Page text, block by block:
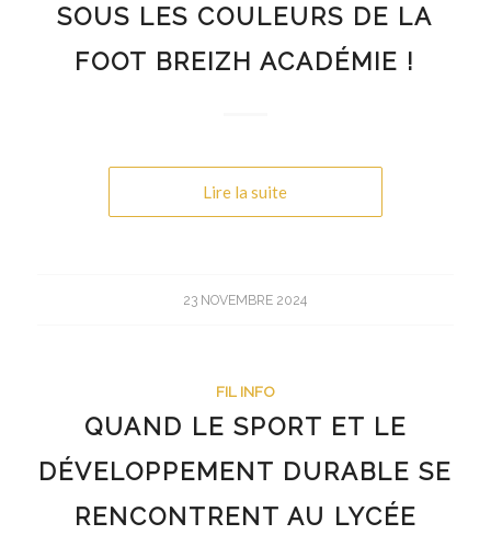
SOUS LES COULEURS DE LA
FOOT BREIZH ACADÉMIE !
Lire la suite
23 NOVEMBRE 2024
FIL INFO
QUAND LE SPORT ET LE
DÉVELOPPEMENT DURABLE SE
RENCONTRENT AU LYCÉE